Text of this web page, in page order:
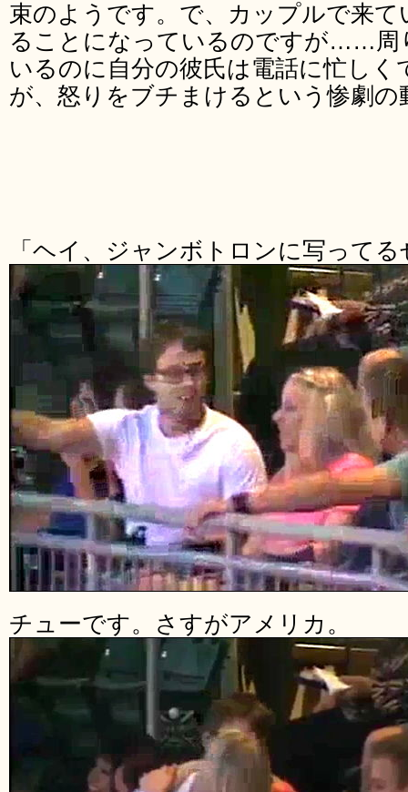
束のようです。で、カップルで来
ることになっているのですが……周
いるのに自分の彼氏は電話に忙し
が、怒りをブチまけるという惨劇の
「ヘイ、ジャンボトロンに写って
チューです。さすがアメリカ。